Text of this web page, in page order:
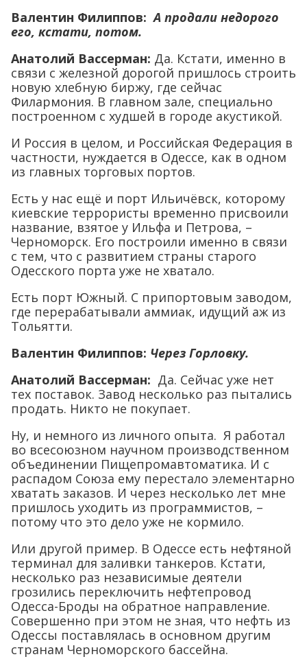
Валентин Филиппов: А продали недорого
его, кстати, потом.
Анатолий Вассерман: Да. Кстати, именно в
связи с железной дорогой пришлось строить
новую хлебную биржу, где сейчас
Филармония. В главном зале, специально
построенном с худшей в городе акустикой.
И Россия в целом, и Российская Федерация в
частности, нуждается в Одессе, как в одном
из главных торговых портов.
Есть у нас ещё и порт Ильичёвск, которому
киевские террористы временно присвоили
название, взятое у Ильфа и Петрова, –
Черноморск. Его построили именно в связи
с тем, что с развитием страны старого
Одесского порта уже не хватало.
Есть порт Южный. С припортовым заводом,
где перерабатывали аммиак, идущий аж из
Тольятти.
Валентин Филиппов: Через Горловку.
Анатолий Вассерман: Да. Сейчас уже нет
тех поставок. Завод несколько раз пытались
продать. Никто не покупает.
Ну, и немного из личного опыта. Я работал
во всесоюзном научном производственном
объединении Пищепромавтоматика. И с
распадом Союза ему перестало элементарно
хватать заказов. И через несколько лет мне
пришлось уходить из программистов, –
потому что это дело уже не кормило.
Или другой пример. В Одессе есть нефтяной
терминал для заливки танкеров. Кстати,
несколько раз независимые деятели
грозились переключить нефтепровод
Одесса-Броды на обратное направление.
Совершенно при этом не зная, что нефть из
Одессы поставлялась в основном другим
странам Черноморского бассейна.